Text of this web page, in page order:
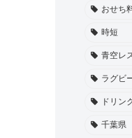
おせち
時短
青空レ
ラグビ
ドリン
千葉県